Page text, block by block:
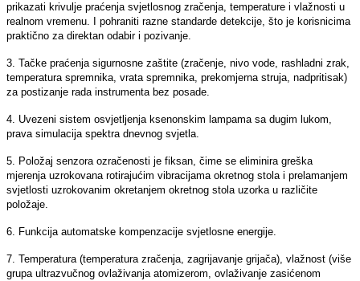
prikazati krivulje praćenja svjetlosnog zračenja, temperature i vlažnosti u
realnom vremenu. I pohraniti razne standarde detekcije, što je korisnicima
praktično za direktan odabir i pozivanje.
3. Tačke praćenja sigurnosne zaštite (zračenje, nivo vode, rashladni zrak,
temperatura spremnika, vrata spremnika, prekomjerna struja, nadpritisak)
za postizanje rada instrumenta bez posade.
4. Uvezeni sistem osvjetljenja ksenonskim lampama sa dugim lukom,
prava simulacija spektra dnevnog svjetla.
5. Položaj senzora ozračenosti je fiksan, čime se eliminira greška
mjerenja uzrokovana rotirajućim vibracijama okretnog stola i prelamanjem
svjetlosti uzrokovanim okretanjem okretnog stola uzorka u različite
položaje.
6. Funkcija automatske kompenzacije svjetlosne energije.
7. Temperatura (temperatura zračenja, zagrijavanje grijača), vlažnost (više
grupa ultrazvučnog ovlaživanja atomizerom, ovlaživanje zasićenom